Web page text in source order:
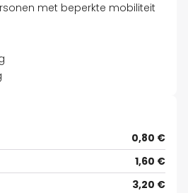
met beperkte mobiliteit
0,80 €
1,60 €
3,20 €